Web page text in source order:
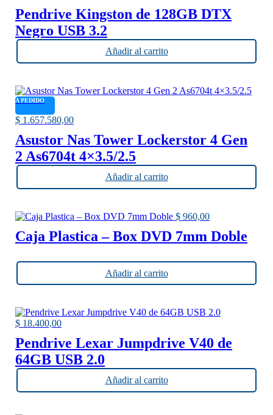
Pendrive Kingston de 128GB DTX
Negro USB 3.2
Añadir al carrito
A PEDIDO
$ 1.657.580,00
Asustor Nas Tower Lockerstor 4 Gen
2 As6704t 4×3.5/2.5
Añadir al carrito
$ 960,00
Caja Plastica – Box DVD 7mm Doble
Añadir al carrito
$ 18.400,00
Pendrive Lexar Jumpdrive V40 de
64GB USB 2.0
Añadir al carrito